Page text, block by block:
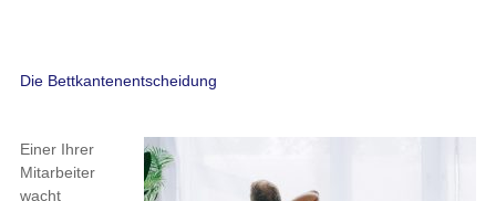
Die Bettkantenentscheidung
Einer Ihrer
Mitarbeiter
wacht